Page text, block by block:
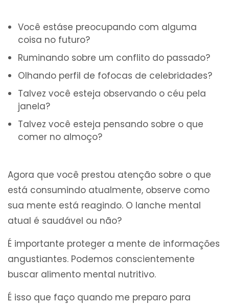
Você estáse preocupando com alguma
coisa no futuro?
Ruminando sobre um conflito do passado?
Olhando perfil de fofocas de celebridades?
Talvez você esteja observando o céu pela
janela?
Talvez você esteja pensando sobre o que
comer no almoço?
Agora que você prestou atenção sobre o que
está consumindo atualmente, observe como
sua mente está reagindo. O lanche mental
atual é saudável ou não?
É importante proteger a mente de informações
angustiantes. Podemos conscientemente
buscar alimento mental nutritivo.
É isso que faço quando me preparo para